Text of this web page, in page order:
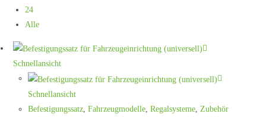
24
Alle
Schnellansicht
Schnellansicht
Befestigungssatz ,Fahrzeugmodelle ,Regalsysteme Zubehör